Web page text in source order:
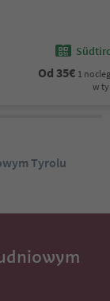
Od 35€ 1
w
Tyrolu